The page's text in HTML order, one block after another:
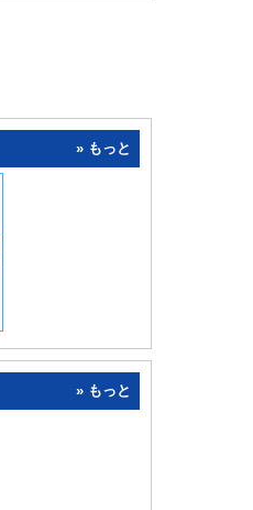
» もっと
» もっと